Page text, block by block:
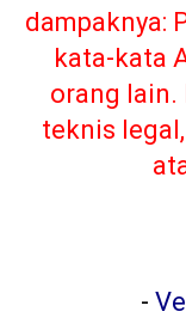
dampaknya:
kata-kata
orang lain.
teknis
-